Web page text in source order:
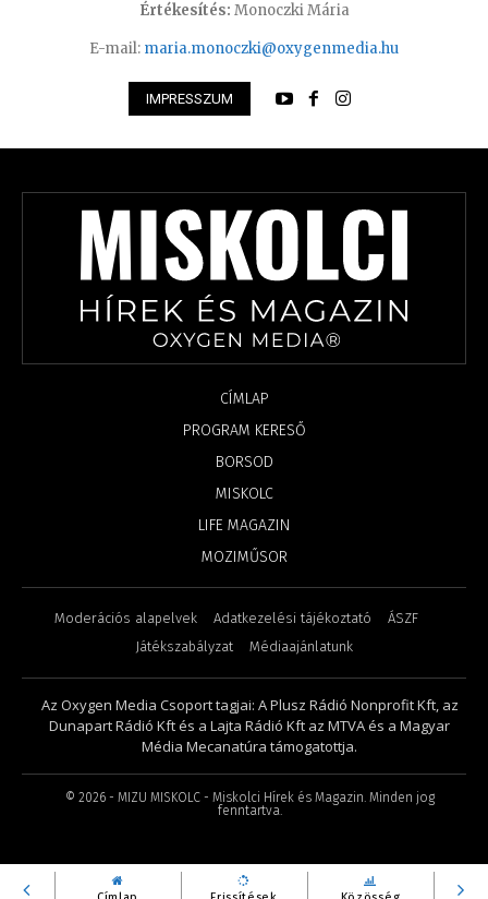
Értékesítés: Monoczki Mária
E-mail: maria.monoczki@oxygenmedia.hu
IMPRESSZUM
CÍMLAP
PROGRAM KERESŐ
BORSOD
MISKOLC
LIFE MAGAZIN
MOZIMŰSOR
Moderációs alapelvek Adatkezelési tájékoztató
ÁSZF
Játékszabályzat
Médiaajánlatunk
Az Oxygen Media Csoport tagjai: A Plusz Rádió Nonprofit Kft, az
Dunapart Rádió Kft és a Lajta Rádió Kft az MTVA és a Magyar
Média Mecanatúra támogatottja.
© 2026- MIZU MISKOLC - Miskolci Hírek és Magazin. Minden jog
fenntartva.